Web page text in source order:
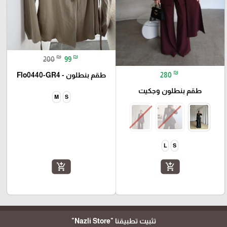
280 ₪
طقم بنطلون وجكيت
S
L
add_shopping_cart
200 ₪ 99 ₪
طقم بنطلون - Flo0440-GR4
S
M
add_shopping_cart
تثبيت تطبيقنا "Nazli Store"